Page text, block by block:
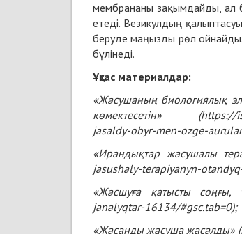
мембрананы зақымдайды, ал
етеді. Везикулдың
беруде маңызды рөл ойнайды.
бүлінеді.
Ұқсас материалдар:
«Жасушаның биологиялық
көмектесетін» (https://
jasaldy-obyr-men-ozge-
«Ирандықтар жасушалы
jasushaly-terapiyanyn-
«Жасшуға қатысты
janalyqtar-16134/#gsc.tab=0);
«Жасанды жасуша жасалды» (